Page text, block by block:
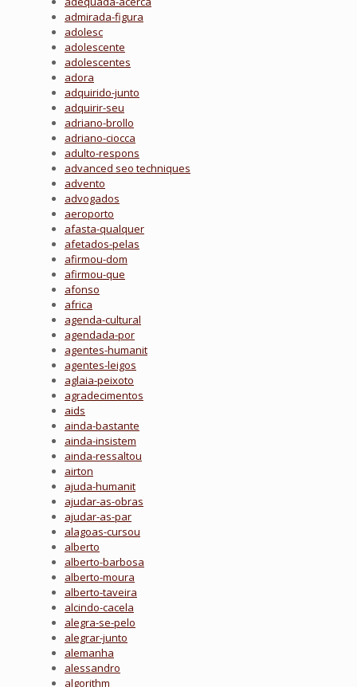
admirada-figura
adolesc
adolescente
adolescentes
adora
adquirido-junto
adquirir-seu
adriano-brollo
adriano-ciocca
adulto-respons
advanced seo techniques
advento
advogados
aeroporto
afasta-qualquer
afetados-pelas
afirmou-dom
afirmou-que
afonso
africa
agenda-cultural
agendada-por
agentes-humanit
agentes-leigos
aglaia-peixoto
agradecimentos
aids
ainda-bastante
ainda-insistem
ainda-ressaltou
airton
ajuda-humanit
ajudar-as-obras
ajudar-as-par
alagoas-cursou
alberto
alberto-barbosa
alberto-moura
alberto-taveira
alcindo-cacela
alegra-se-pelo
alegrar-junto
alemanha
alessandro
algorithm